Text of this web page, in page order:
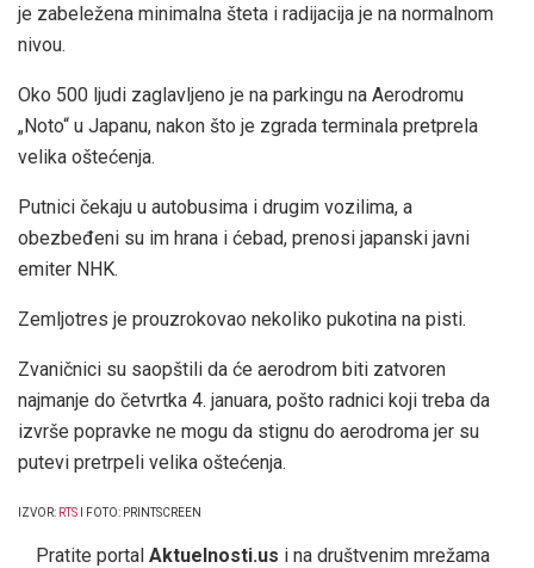
je zabeležena minimalna šteta i radijacija je na normalnom
nivou.
Oko 500 ljudi zaglavljeno je na parkingu na Aerodromu
„Noto“ u Japanu, nakon što je zgrada terminala pretprela
velika oštećenja.
Putnici čekaju u autobusima i drugim vozilima, a
obezbeđeni su im hrana i ćebad, prenosi japanski javni
emiter NHK.
Zemljotres je prouzrokovao nekoliko pukotina na pisti.
Zvaničnici su saopštili da će aerodrom biti zatvoren
najmanje do četvrtka 4. januara, pošto radnici koji treba da
izvrše popravke ne mogu da stignu do aerodroma jer su
putevi pretrpeli velika oštećenja.
IZVOR: RTS I FOTO: PRINTSCREEN
Pratite portal Aktuelnosti.us i na društvenim mrežama